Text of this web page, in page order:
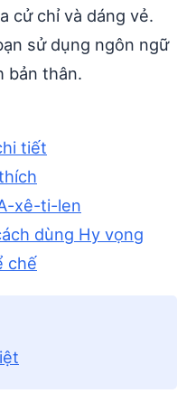
cử chỉ và dáng vẻ.
sử dụng ngôn ngữ
bản thân.
tiết
xê-ti-len
dùng Hy vọng
chế